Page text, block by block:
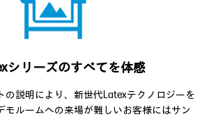
シリーズのすべてを体感
の説明により、新世代Latexテクノロジーを
モルームへの来場が難しいお客様にはサン